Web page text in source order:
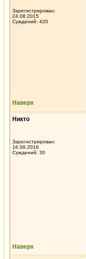
Зарегистрирован:
24.08.2015
Суждений: 420
Наверх
Никто
Зарегистрирован:
16.08.2016
Суждений: 30
Наверх